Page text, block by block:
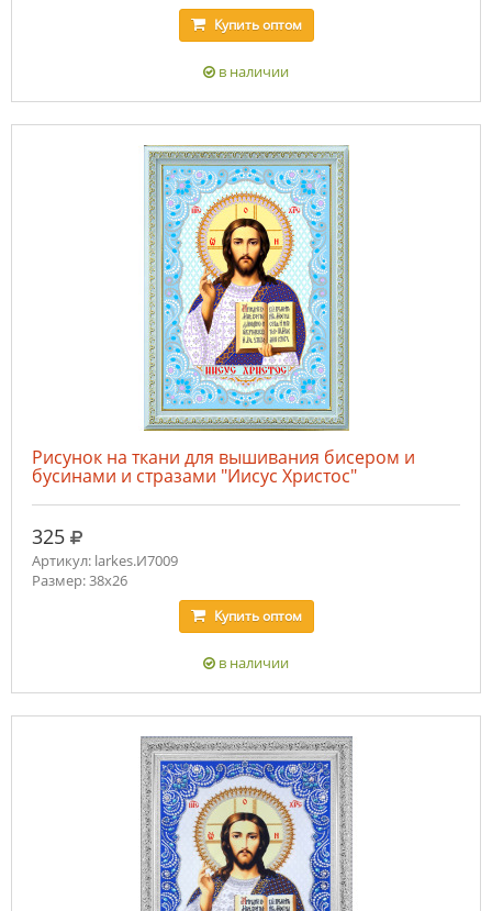
Купитьоптом
в наличии
Рисунок на ткани для вышивания бисером и
бусинами и стразами "Иисус Христос"
325 руб.
Артикул: larkes.И7009
Размер: 38х26
Купитьоптом
в наличии